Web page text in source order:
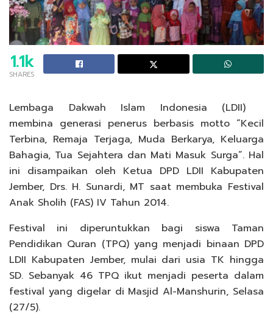
1.1k
SHARES
Lembaga Dakwah Islam Indonesia (LDII)
membina generasi penerus berbasis motto “Kecil
Terbina, Remaja Terjaga, Muda Berkarya, Keluarga
Bahagia, Tua Sejahtera dan Mati Masuk Surga”. Hal
ini disampaikan oleh Ketua DPD LDII Kabupaten
Jember, Drs. H. Sunardi, MT saat membuka Festival
Anak Sholih (FAS) IV Tahun 2014.
Festival ini diperuntukkan bagi siswa Taman
Pendidikan Quran (TPQ) yang menjadi binaan DPD
LDII Kabupaten Jember, mulai dari usia TK hingga
SD. Sebanyak 46 TPQ ikut menjadi peserta dalam
festival yang digelar di Masjid Al-Manshurin, Selasa
(27/5).